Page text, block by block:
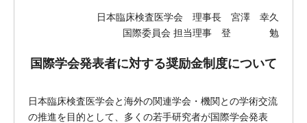
日本臨床検査医学会 理事長 宮澤 幸久
国際委員会 担当理事 登 勉
国際学会発表者に対する奨励金制度について
日本臨床検査医学会と海外の関連学会・機関との学術交流
の推進を目的として、多くの若手研究者が国際学会発表